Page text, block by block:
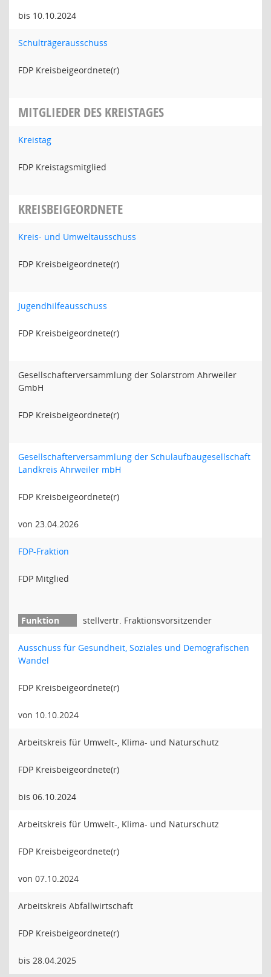
bis 10.10.2024
Schulträgerausschuss
FDP Kreisbeigeordnete(r)
MITGLIEDER DES KREISTAGES
Kreistag
FDP Kreistagsmitglied
KREISBEIGEORDNETE
Kreis- und Umweltausschuss
FDP Kreisbeigeordnete(r)
Jugendhilfeausschuss
FDP Kreisbeigeordnete(r)
Gesellschafterversammlung der Solarstrom Ahrweiler
GmbH
FDP Kreisbeigeordnete(r)
Gesellschafterversammlung der Schulaufbaugesellschaft
Landkreis Ahrweiler mbH
FDP Kreisbeigeordnete(r)
von 23.04.2026
FDP-Fraktion
FDP Mitglied
stellvertr. Fraktionsvorsitzender
Ausschuss für Gesundheit, Soziales und Demografischen
Wandel
FDP Kreisbeigeordnete(r)
von 10.10.2024
Arbeitskreis für Umwelt-, Klima- und Naturschutz
FDP Kreisbeigeordnete(r)
bis 06.10.2024
Arbeitskreis für Umwelt-, Klima- und Naturschutz
FDP Kreisbeigeordnete(r)
von 07.10.2024
Arbeitskreis Abfallwirtschaft
FDP Kreisbeigeordnete(r)
bis 28.04.2025